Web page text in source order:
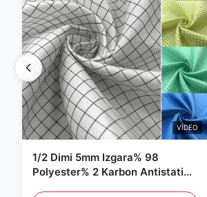
VIDEO
1/2 Dimi 5mm Izgara% 98
Polyester% 2 Karbon Antistatik